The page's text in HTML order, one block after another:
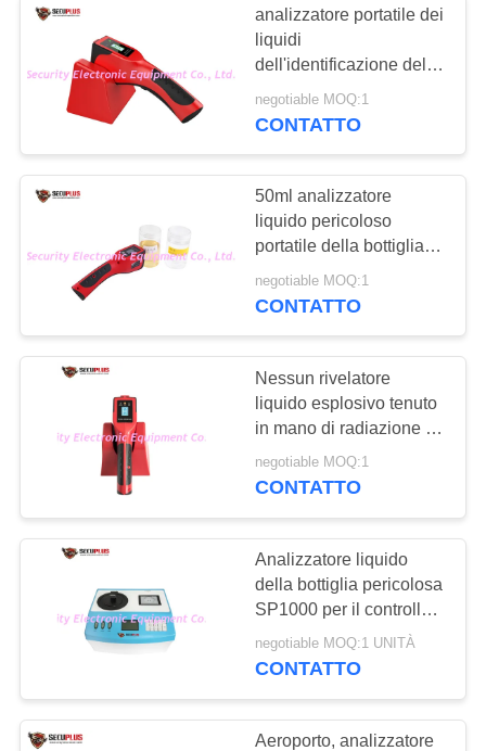
RICHIEDA
UNA
CITAZIONE
MAPPA
DEL
SITO
PRIVACY
POLICY
Nell'ambito del
sistema di
sorveglianza del
veicolo
177
Rivelatore degli
esplosivi
Rivelatore di
giunzione non
5
analizzatore portatile dei
liquidi
dell'identificazione della
bottiglia 1s di 10W 50ml
negotiable MOQ:1
CONTATTO
50ml analizzatore
liquido pericoloso
portatile della bottiglia
10W 1s
negotiable MOQ:1
CONTATTO
Nessun rivelatore
liquido esplosivo tenuto
in mano di radiazione 1s
10W
negotiable MOQ:1
CONTATTO
Analizzatore liquido
della bottiglia pericolosa
SP1000 per il controllo
di sicurezza
aeroportuale
negotiable MOQ:1 UNITÀ
CONTATTO
Aeroporto, analizzatore